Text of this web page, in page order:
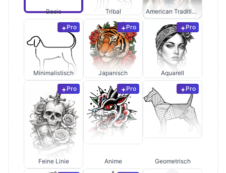
Basic Tribal American Traditional
Pro
Minimalistisch
Pro
Japanisch
Pro
Aquarell
Pro
Feine Linie
Pro
Anime
Pro
Geometrisch